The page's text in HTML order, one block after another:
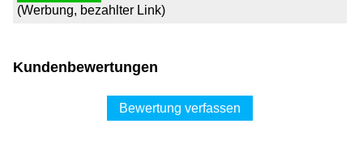
(Werbung, bezahlter Link)
Kundenbewertungen
Bewertung verfassen